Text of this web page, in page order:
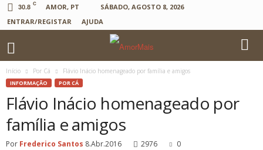
30.8 C AMOR, PT
SÁBADO, AGOSTO 8, 2026
ENTRAR/REGISTAR
AJUDA
Início Por Cá Flávio Inácio homenageado por família e amigos
INFORMAÇÃO POR CÁ
Flávio Inácio homenageado por
família e amigos
Por Frederico Santos 8.Abr.2016 2976 0